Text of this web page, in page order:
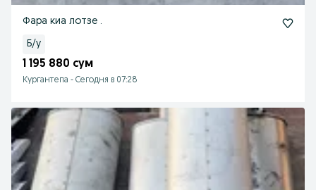
Фара киа лотзе .
Б/у
1 195 880 сум
Кургантепа - Сегодня в 07:28